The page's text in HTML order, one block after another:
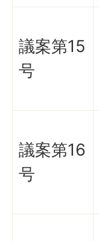
議案第15
号
議案第16
号